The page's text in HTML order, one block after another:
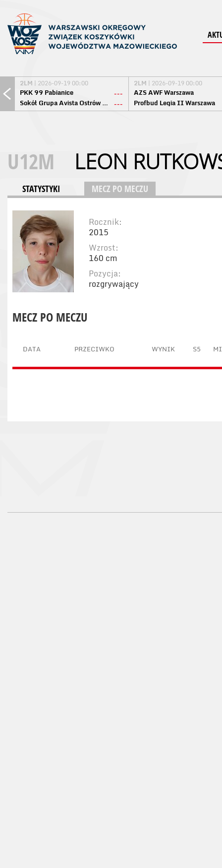
2LM | 2026-09-19 00:00
PKK 99 Pabianice
---
Sokół Grupa Avista Ostrów Maz. ---
2LM | 2026-09-19 00:00
AZS AWF Warszawa
Profbud Legia II Warszawa
U12M LEON
STATYSTYKI MECZ PO MECZU
Rocznik:
2015
Wzrost:
160 cm
Pozycja:
rozgrywający
MECZ PO MECZU
DATA PRZECIWKO WYNIK S5